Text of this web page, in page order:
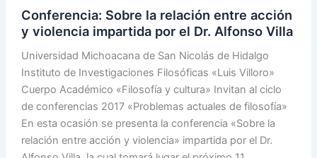
Conferencia: Sobre la relación entre acción
y violencia impartida por el Dr. Alfonso Villa
Universidad Michoacana de San Nicolás de Hidalgo
Instituto de Investigaciones Filosóficas «Luis Villoro»
Cuerpo Académico «Filosofía y cultura» Invitan al ciclo
de conferencias 2017 «Problemas actuales de filosofía»
En esta ocasión se presenta la conferencia «Sobre la
relación entre acción y violencia» impartida por el Dr.
violencia
impartida
por
el
Dr.
Alfonso
Villa